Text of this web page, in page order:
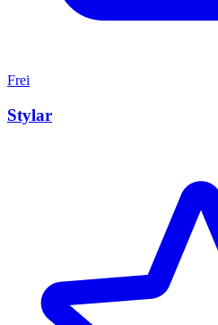
Frei
Stylar